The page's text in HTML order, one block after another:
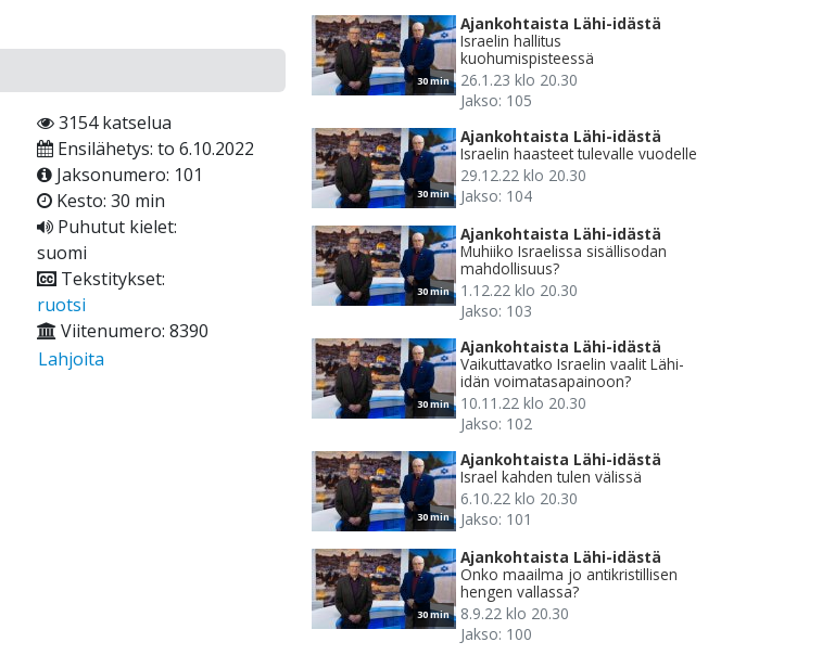
3154 katselua
Ensilähetys: to 6.10.2022
Jaksonumero: 101
Kesto: 30 min
Puhutut kielet:
suomi
Tekstitykset:
ruotsi
Viitenumero: 8390
Lahjoita
30 min
Ajankohtaista Lähi-idästä
Israelin hallitus
kuohumispisteessä
26.1.23 klo 20.30
Jakso: 105
30 min
Ajankohtaista Lähi-idästä
Israelin haasteet tulevalle vuodelle
29.12.22 klo 20.30
Jakso: 104
30 min
Ajankohtaista Lähi-idästä
Muhiiko Israelissa sisällisodan
mahdollisuus?
1.12.22 klo 20.30
Jakso: 103
30 min
Ajankohtaista Lähi-idästä
Vaikuttavatko Israelin vaalit Lähi-
idän voimatasapainoon?
10.11.22 klo 20.30
Jakso: 102
30 min
Ajankohtaista Lähi-idästä
Israel kahden tulen välissä
6.10.22 klo 20.30
Jakso: 101
30 min
Ajankohtaista Lähi-idästä
Onko maailma jo antikristillisen
hengen vallassa?
8.9.22 klo 20.30
Jakso: 100